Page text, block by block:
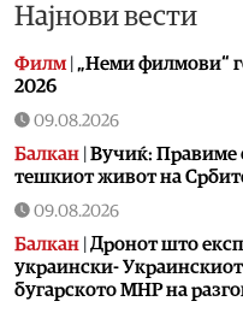
Најнови вести
Филм „Неми филмови“
2026
09.08.2026
Балкан Вучиќ: Правиме
тешкиот живот на
09.08.2026
Балкан Дронот што
украински-
бугарското МНР на